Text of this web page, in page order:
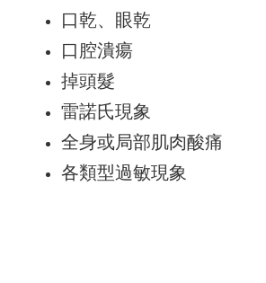
口乾、眼乾
口腔潰瘍
掉頭髮
雷諾氏現象
全身或局部肌肉酸痛
各類型過敏現象